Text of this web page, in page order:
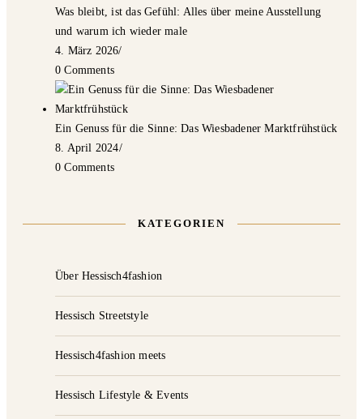
Was bleibt, ist das Gefühl: Alles über meine Ausstellung
und warum ich wieder male
4. März 2026/
0 Comments
Ein Genuss für die Sinne: Das Wiesbadener Marktfrühstück
8. April 2024/
0 Comments
KATEGORIEN
Über Hessisch4fashion
Hessisch Streetstyle
Hessisch4fashion meets
Hessisch Lifestyle & Events